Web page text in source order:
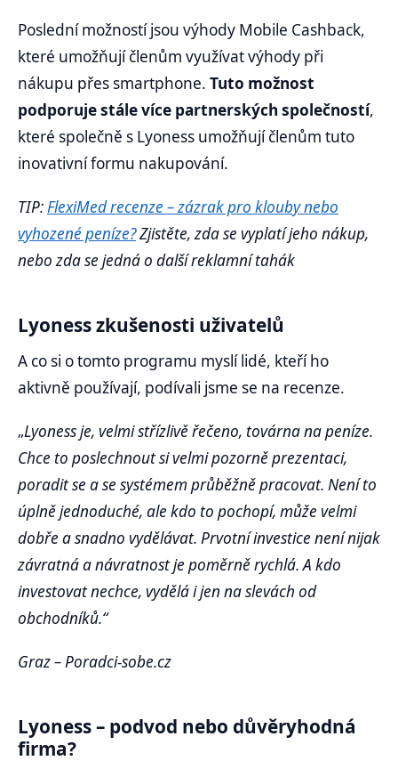
Poslední možností jsou výhody Mobile Cashback,
které umožňují členům využívat výhody při
nákupu přes smartphone. Tuto možnost
podporuje stále více partnerských společností,
které společně s Lyoness umožňují členům tuto
inovativní formu nakupování.
TIP:FlexiMed recenze – zázrak pro klouby nebo
vyhozené peníze?Zjistěte, zda se vyplatí jeho nákup,
nebo zda se jedná o další reklamní tahák
Lyoness zkušenosti uživatelů
A co si o tomto programu myslí lidé, kteří ho
aktivně používají, podívali jsme se na recenze.
„Lyoness je, velmi střízlivě řečeno, továrna na peníze.
Chce to poslechnout si velmi pozorně prezentaci,
poradit se a se systémem průběžně pracovat. Není to
úplně jednoduché, ale kdo to pochopí, může velmi
dobře a snadno vydělávat. Prvotní investice není nijak
závratná a návratnost je poměrně rychlá. A kdo
investovat nechce, vydělá i jen na slevách od
obchodníků.“
Graz – Poradci-sobe.cz
Lyoness – podvod nebo důvěryhodná
firma?